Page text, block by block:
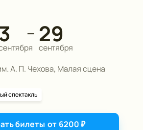
— 29
сентября
А. П. Чехова, Малая сцена
спектакль
билеты от 6200₽